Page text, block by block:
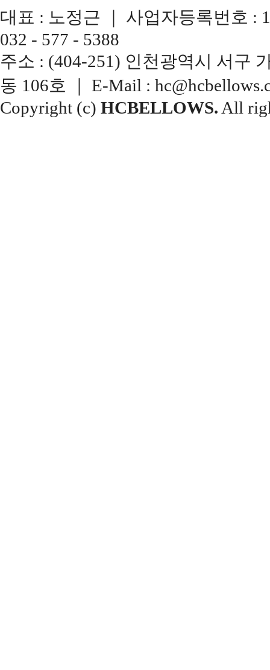
대표 : 노정근 ｜ 사업자등록번호 :
032 - 577 - 5388
주소 : (404-251) 인천광역시 서구
동 106호 ｜ E-Mail :
Copyright (c) HCBELLOWS. All